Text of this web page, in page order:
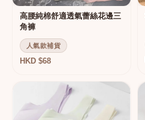
高腰純棉舒適透氣蕾絲花邊三
角褲
人氣款補貨
HKD $68